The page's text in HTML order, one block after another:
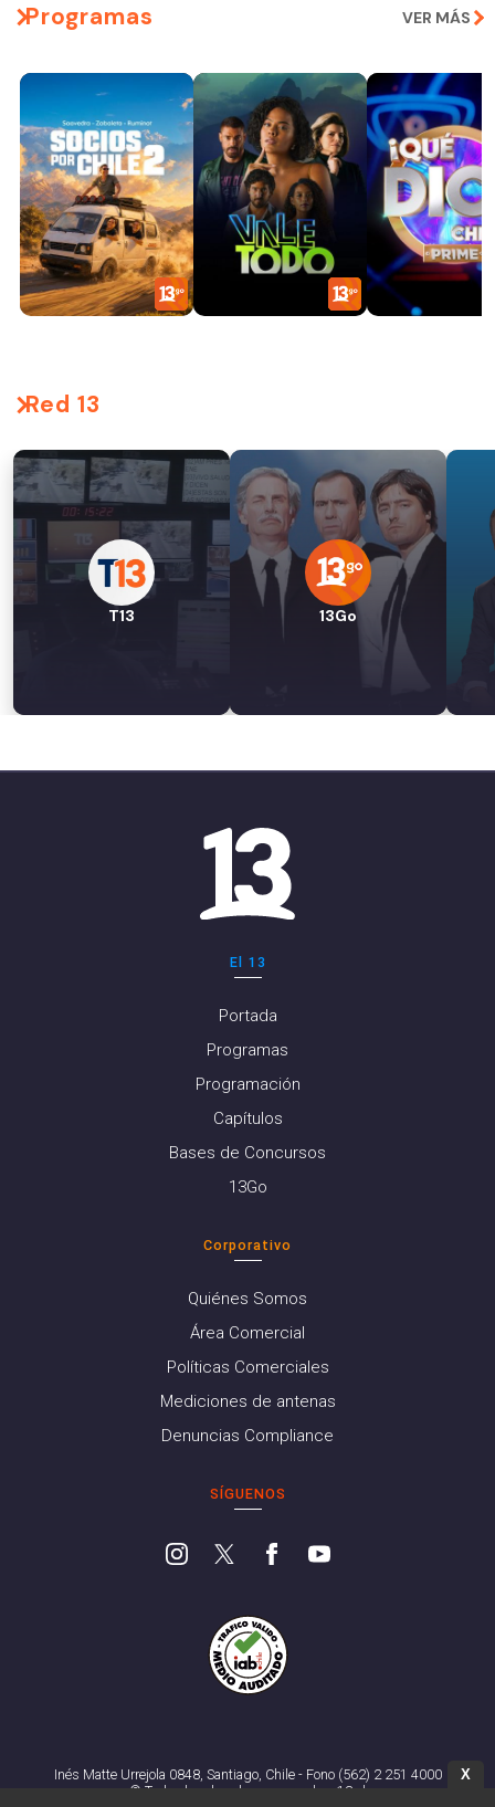
Programas VER MÁS
Red 13
T13 13Go
El 13
Portada
Programas
Programación
Capítulos
Bases de Concursos
13Go
Corporativo
Quiénes Somos
Área Comercial
Políticas Comerciales
Mediciones de antenas
Denuncias Compliance
SÍGUENOS
Inés Matte Urrejola 0848, Santiago, Chile - Fono (562) 2 251 4000
© Todos los derechos reservados. 13.cl
X